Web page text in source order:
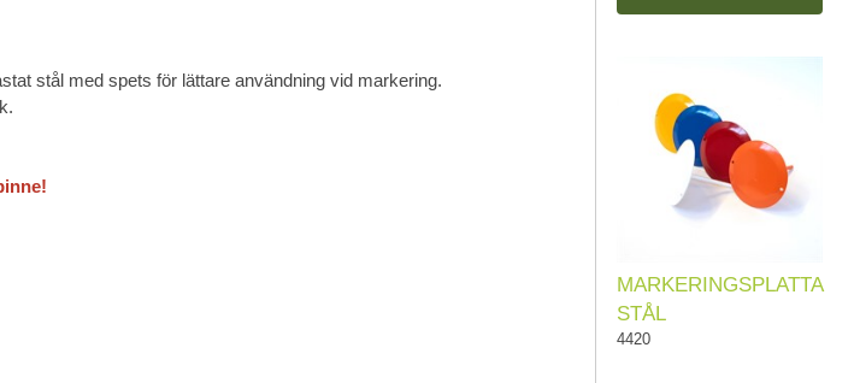
stål med spets för lättare användning vid markering.
MARKERINGSPLATTA
STÅL
4420